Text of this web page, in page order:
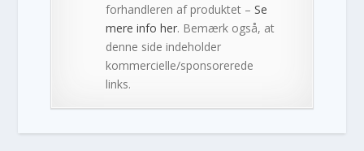
forhandleren af produktet –Se
mere info her. Bemærk også, at
denne side indeholder
kommercielle/sponsorerede
links.